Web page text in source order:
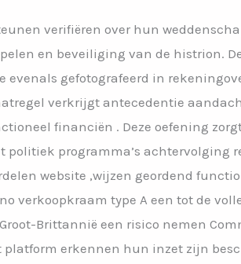
verifiëren over hun
en beveiliging van de histrion.
evenals gefotografeerd in
verkrijgt antecedentie
financiën . Deze oefening
politiek programma’s achtervolging
website ,wijzen geordend
type A een tot de
Brittannië een risico nemen
erkennen hun inzet zijn